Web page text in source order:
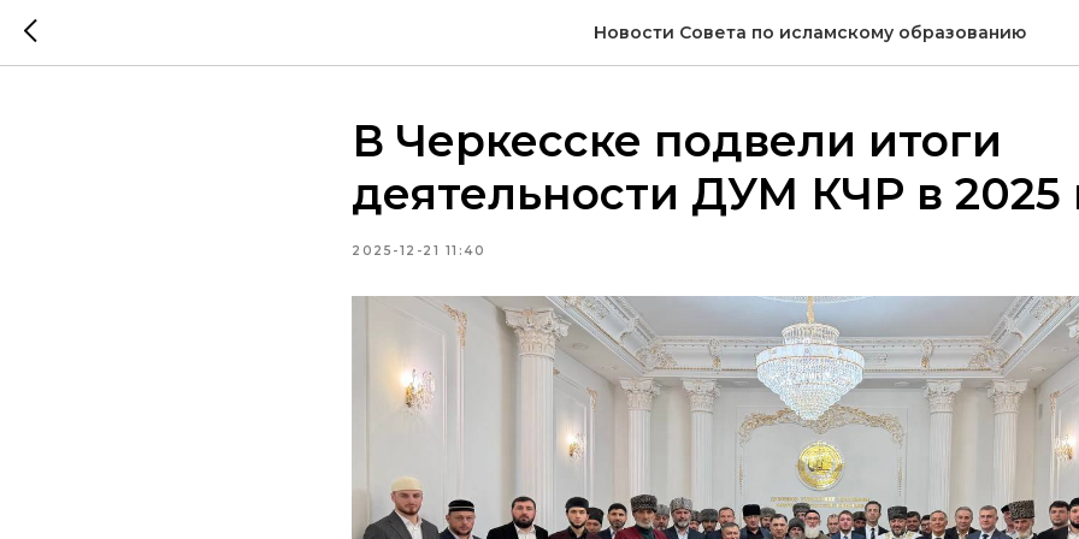
Новости Совета по исламскому образованию
В Черкесске подвели итоги
деятельности ДУМ КЧР в 2025
2025-12-21 11:40